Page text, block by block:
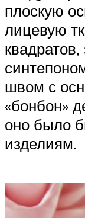
плоскую
лицевую
швом с
«бонбон»
оно было
изделиям.